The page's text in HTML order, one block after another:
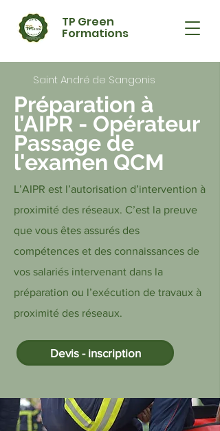
TP Green
Formations
Saint André de Sangonis
Préparation à
l’AIPR - Opérateur
Passage de
l'examen QCM
L’AIPR est l’autorisation d’intervention à
proximité des réseaux. C’est la preuve
que vous êtes assurés des
compétences et des connaissances de
vos salariés intervenant dans la
préparation ou l’exécution de travaux à
proximité des réseaux.
Devis - inscription